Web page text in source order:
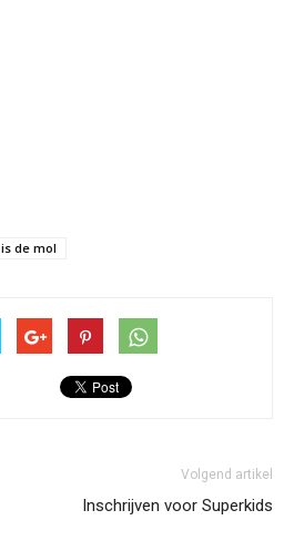
de mol
Volgend artikel
Inschrijven voor Superkids